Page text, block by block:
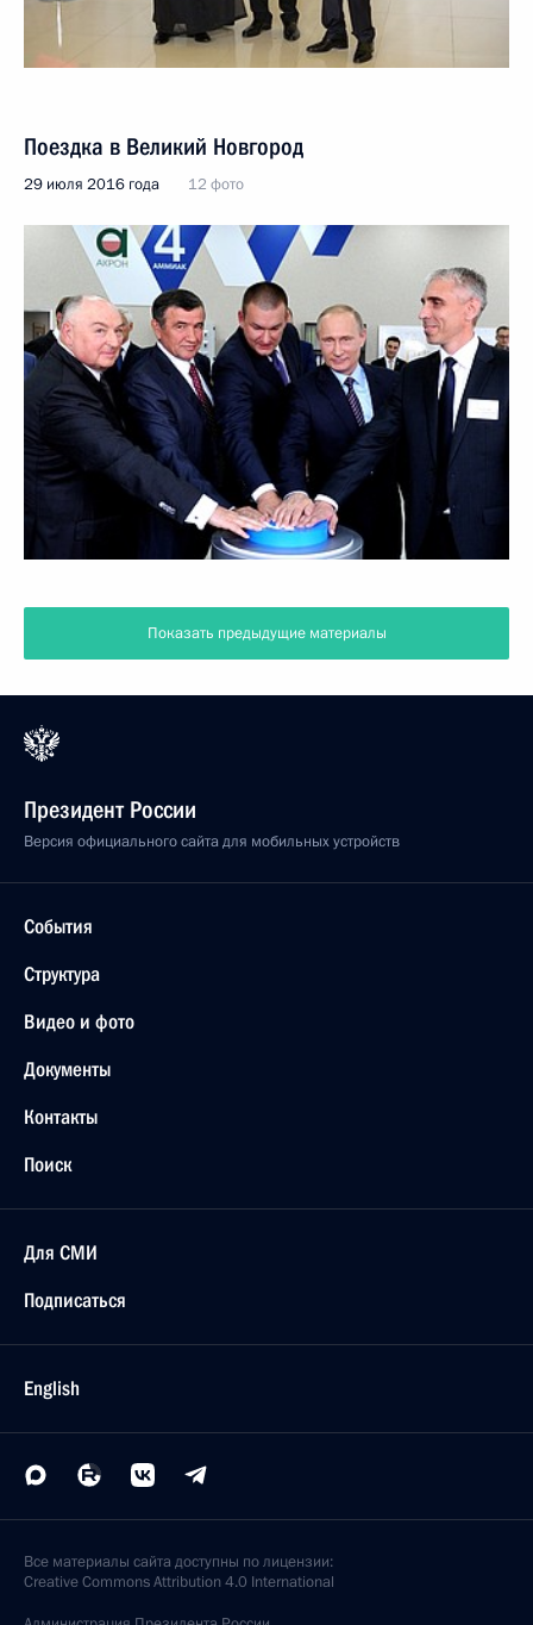
Поездка в Великий Новгород
29 июля 2016 года 12 фото
Показать предыдущие материалы
Президент России
Версия официального сайта для мобильных устройств
События
Структура
Видео и фото
Документы
Контакты
Поиск
Для СМИ
Подписаться
English
Все материалы сайта доступны по лицензии:
Creative Commons Attribution 4.0 International